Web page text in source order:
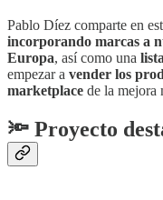
Pablo Díez comparte en
incorporando marcas a
Europa, así como una
empezar a vender los
marketplace de la mejora
🔦 Proyecto